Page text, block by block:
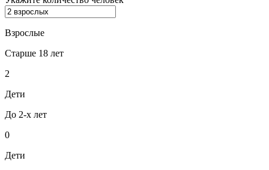
Взрослые
Старше 18 лет
2
Дети
До 2-х лет
0
Дети